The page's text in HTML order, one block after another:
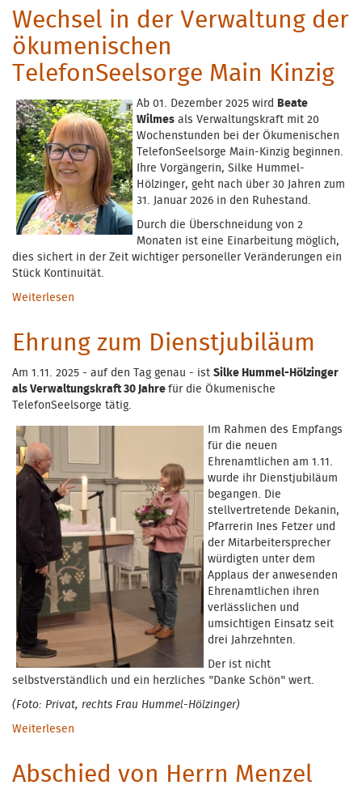
Wechsel in der Verwaltung der
ökumenischen
TelefonSeelsorge Main Kinzig
Ab 01. Dezember 2025 wird
Beate
Wilmes als Verwaltungskraft mit 20
Wochenstunden bei der Ökumenischen
TelefonSeelsorge Main-Kinzig beginnen.
Ihre Vorgängerin, Silke Hummel-
Hölzinger, geht nach über 30 Jahren zum
31. Januar 2026 in den Ruhestand.
Durch die Überschneidung von 2
Monaten ist eine Einarbeitung möglich,
dies sichert in der Zeit wichtiger personeller Veränderungen ein
Stück Kontinuität.
Weiterlesen
Ehrung zum Dienstjubiläum
Am 1.11. 2025 - auf den Tag genau - ist Silke Hummel-Hölzinger
als Verwaltungskraft 30 Jahre für die Ökumenische
TelefonSeelsorge tätig.
Im Rahmen des Empfangs
für die neuen
Ehrenamtlichen am 1.11.
wurde ihr Dienstjubiläum
begangen. Die
stellvertretende Dekanin,
Pfarrerin Ines Fetzer und
der Mitarbeitersprecher
würdigten unter dem
Applaus der anwesenden
Ehrenamtlichen ihren
verlässlichen und
umsichtigen Einsatz seit
drei Jahrzehnten.
Der ist nicht
selbstverständlich und ein herzliches "Danke Schön" wert.
(Foto: Privat, rechts Frau Hummel-Hölzinger)
Weiterlesen
Abschied von Herrn Menzel